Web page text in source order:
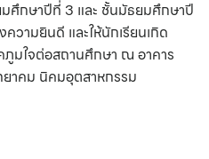
ศึกษาปีที่ 3 และ ชั้นมัธยมศึกษาปี
วามยินดี และให้นักเรียนเกิด
มใจต่อสถานศึกษา ณ อาคาร
ยาคม นิคมอุตสาหกรรม